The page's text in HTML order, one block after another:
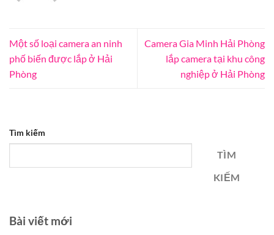
Một số loại camera an ninh
phố biến được lắp ở Hải
Phòng
Camera Gia Minh Hải Phòng
lắp camera tại khu công
nghiệp ở Hải Phòng
Tìm kiếm
TÌM
KIẾM
Bài viết mới